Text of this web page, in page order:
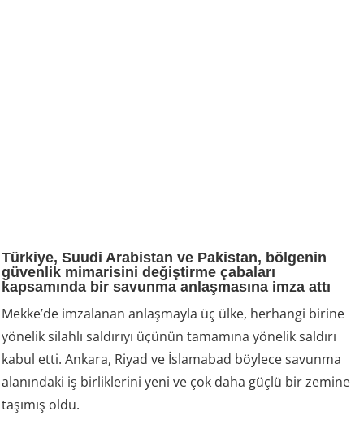
Türkiye, Suudi Arabistan ve Pakistan, bölgenin
güvenlik mimarisini değiştirme çabaları
kapsamında bir savunma anlaşmasına imza attı
Mekke’de imzalanan anlaşmayla üç ülke, herhangi birine
yönelik silahlı saldırıyı üçünün tamamına yönelik saldırı
kabul etti. Ankara, Riyad ve İslamabad böylece savunma
alanındaki iş birliklerini yeni ve çok daha güçlü bir zemine
taşımış oldu.